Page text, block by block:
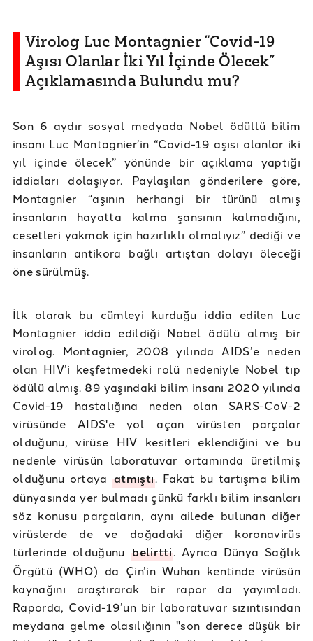
Virolog Luc Montagnier “Covid-19
Aşısı Olanlar İki Yıl İçinde Ölecek”
Açıklamasında Bulundu mu?
Son 6 aydır sosyal medyada Nobel ödüllü bilim
insanı Luc Montagnier’in “Covid-19 aşısı olanlar iki
yıl içinde ölecek” yönünde bir açıklama yaptığı
iddiaları dolaşıyor. Paylaşılan gönderilere göre,
Montagnier “aşının herhangi bir türünü almış
insanların hayatta kalma şansının kalmadığını,
cesetleri yakmak için hazırlıklı olmalıyız” dediği ve
insanların antikora bağlı artıştan dolayı öleceği
öne sürülmüş.
İlk olarak bu cümleyi kurduğu iddia edilen Luc
Montagnier iddia edildiği Nobel ödülü almış bir
virolog. Montagnier, 2008 yılında AIDS’e neden
olan HIV’i keşfetmedeki rolü nedeniyle Nobel tıp
ödülü almış. 89 yaşındaki bilim insanı 2020 yılında
Covid-19 hastalığına neden olan SARS-CoV-2
virüsünde AIDS'e yol açan virüsten parçalar
olduğunu, virüse HIV kesitleri eklendiğini ve bu
nedenle virüsün laboratuvar ortamında üretilmiş
olduğunu ortaya atmıştı. Fakat bu tartışma bilim
dünyasında yer bulmadı çünkü farklı bilim insanları
söz konusu parçaların, aynı ailede bulunan diğer
virüslerde de ve doğadaki diğer koronavirüs
türlerinde olduğunubelirtti. Ayrıca Dünya Sağlık
Örgütü (WHO) da Çin’in Wuhan kentinde virüsün
kaynağını araştırarak bir rapor da yayımladı.
Raporda, Covid-19’un bir laboratuvar sızıntısından
meydana gelme olasılığının "son derece düşük bir